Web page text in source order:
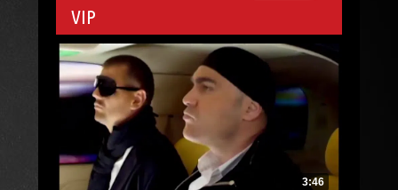
VIP
3:46